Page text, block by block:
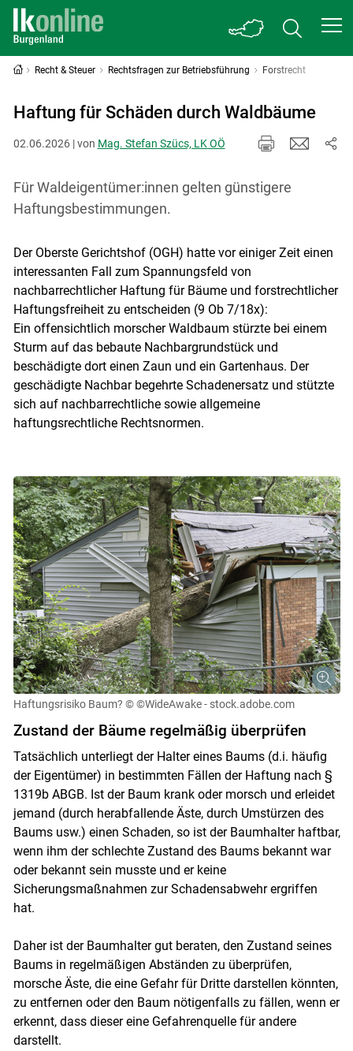
Skip to main content
Recht & Steuer Rechtsfragen zur Betriebsführung Forstrecht
Haftung für Schäden durch Waldbäume
02.06.2026 | von Mag. Stefan Szücs, LK OÖ
Für Waldeigentümer:innen gelten günstigere
Haftungsbestimmungen.
Der Oberste Gerichtshof (OGH) hatte vor einiger Zeit einen
interessanten Fall zum Spannungsfeld von
nachbarrechtlicher Haftung für Bäume und forstrechtlicher
Haftungsfreiheit zu entscheiden (9 Ob 7/18x):
Ein offensichtlich morscher Waldbaum stürzte bei einem
Sturm auf das bebaute Nachbargrundstück und
beschädigte dort einen Zaun und ein Gartenhaus. Der
geschädigte Nachbar begehrte Schadenersatz und stützte
sich auf nachbarrechtliche sowie allgemeine
haftungsrechtliche Rechtsnormen.
Haftungsrisiko Baum? © ©WideAwake - stock.adobe.com
Zustand der Bäume regelmäßig überprüfen
Tatsächlich unterliegt der Halter eines Baums (d.i. häufig
der Eigentümer) in bestimmten Fällen der Haftung nach §
1319b ABGB. Ist der Baum krank oder morsch und erleidet
jemand (durch herabfallende Äste, durch Umstürzen des
Baums usw.) einen Schaden, so ist der Baumhalter haftbar,
wenn ihm der schlechte Zustand des Baums bekannt war
oder bekannt sein musste und er keine
Sicherungsmaßnahmen zur Schadensabwehr ergriffen
hat.
Daher ist der Baumhalter gut beraten, den Zustand seines
Baums in regelmäßigen Abständen zu überprüfen,
morsche Äste, die eine Gefahr für Dritte darstellen könnten,
zu entfernen oder den Baum nötigenfalls zu fällen, wenn er
erkennt, dass dieser eine Gefahrenquelle für andere
darstellt.